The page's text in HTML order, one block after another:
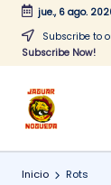
Saltar
jue., 6 ago.
Subscribe to
Subscribe Now!
J
a
CONTENIDO
Inicio Rots